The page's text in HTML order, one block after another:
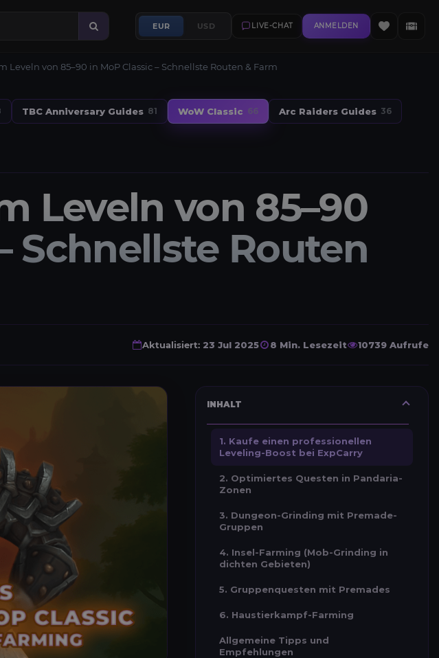
EUR USD LIVE-CHAT ANMELDEN
Leveln von 85–90 in MoP Classic – Schnellste Routen & Farm
TBC Anniversary Guides 81 WoW Classic 66 Arc Raiders Guides 36
Leveln von 85–90
Schnellste Routen
Aktualisiert: 23 Jul 2025 8 Min. Lesezeit 10739 Aufrufe
INHALT
1. Kaufe einen professionellen
Leveling-Boost bei ExpCarry
2. Optimiertes Questen in Pandaria-
Zonen
3. Dungeon-Grinding mit Premade-
Gruppen
4. Insel-Farming (Mob-Grinding in
dichten Gebieten)
5. Gruppenquesten mit Premades
6. Haustierkampf-Farming
Allgemeine Tipps und
Empfehlungen